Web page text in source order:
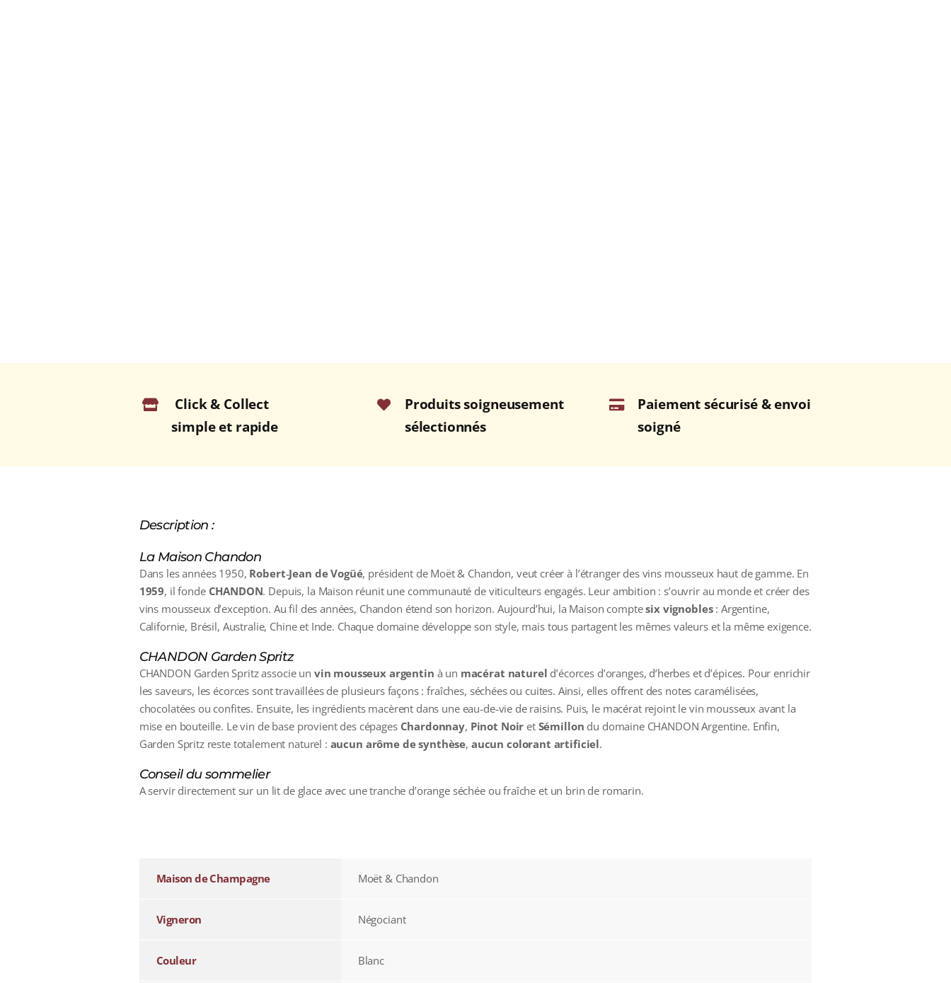
Click & Collect
simple et rapide
Produits soigneusement
sélectionnés
Paiement sécurisé & envoi
soigné
Description :
La Maison Chandon
Dans les années 1950, Robert‑Jean de Vogüé, président de Moët & Chandon, veut créer à l’étranger des vins mousseux haut de gamme. En
1959, il fonde CHANDON. Depuis, la Maison réunit une communauté de viticulteurs engagés. Leur ambition : s’ouvrir au monde et créer des
vins mousseux d’exception. Au fil des années, Chandon étend son horizon. Aujourd’hui, la Maison comptesix vignobles: Argentine,
Californie, Brésil, Australie, Chine et Inde. Chaque domaine développe son style, mais tous partagent les mêmes valeurs et la même exigence.
CHANDON Garden Spritz
CHANDON Garden Spritz associe un vin mousseux argentin à un macérat naturel d’écorces d’oranges, d’herbes et d’épices. Pour enrichir
les saveurs, les écorces sont travaillées de plusieurs façons : fraîches, séchées ou cuites. Ainsi, elles offrent des notes caramélisées,
chocolatées ou confites. Ensuite, les ingrédients macèrent dans une eau‑de‑vie de raisins. Puis, le macérat rejoint le vin mousseux avant la
mise en bouteille. Le vin de base provient des cépages Chardonnay, Pinot Noir et Sémillon du domaine CHANDON Argentine. Enfin,
Garden Spritz reste totalement naturel : aucun arôme de synthèse, aucun colorant artificiel.
Conseil du sommelier
A servir directement sur un lit de glace avec une tranche d’orange séchée ou fraîche et un brin de romarin.
Maison de Champagne Moët & Chandon
Vigneron Négociant
Couleur Blanc